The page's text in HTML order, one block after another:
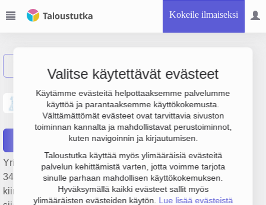
Kokeile ilmaiseksi
Valitse käytettävät evästeet
Käytämme evästeitä helpottaaksemme palvelumme
käyttöä ja parantaaksemme käyttökokemusta.
Välttämättömät evästeet ovat tarvittavia sivuston
toiminnan kannalta ja mahdollistavat perustoiminnot,
kuten navigoinnin ja kirjautumisen.
Taloustutka käyttää myös ylimääräisiä evästeitä
palvelun kehittämistä varten, jotta voimme tarjota
sinulle parhaan mahdollisen käyttökokemuksen.
Hyväksymällä kaikki evästeet sallit myös
ylimääräisten evästeiden käytön. Lue lisää evästeistä
Kiinteistö Oy
Pöllösenlahdenhaka
Yrityksen Kiinteistö Oy Pöllösenlahdenhaka liikevaihto on
347 000 € ja tulos 119 000 €. Sen päätoimiala on Muu
kiinteistöjen vuokraus ja hallinta, perustamisvuosi 1978 ja